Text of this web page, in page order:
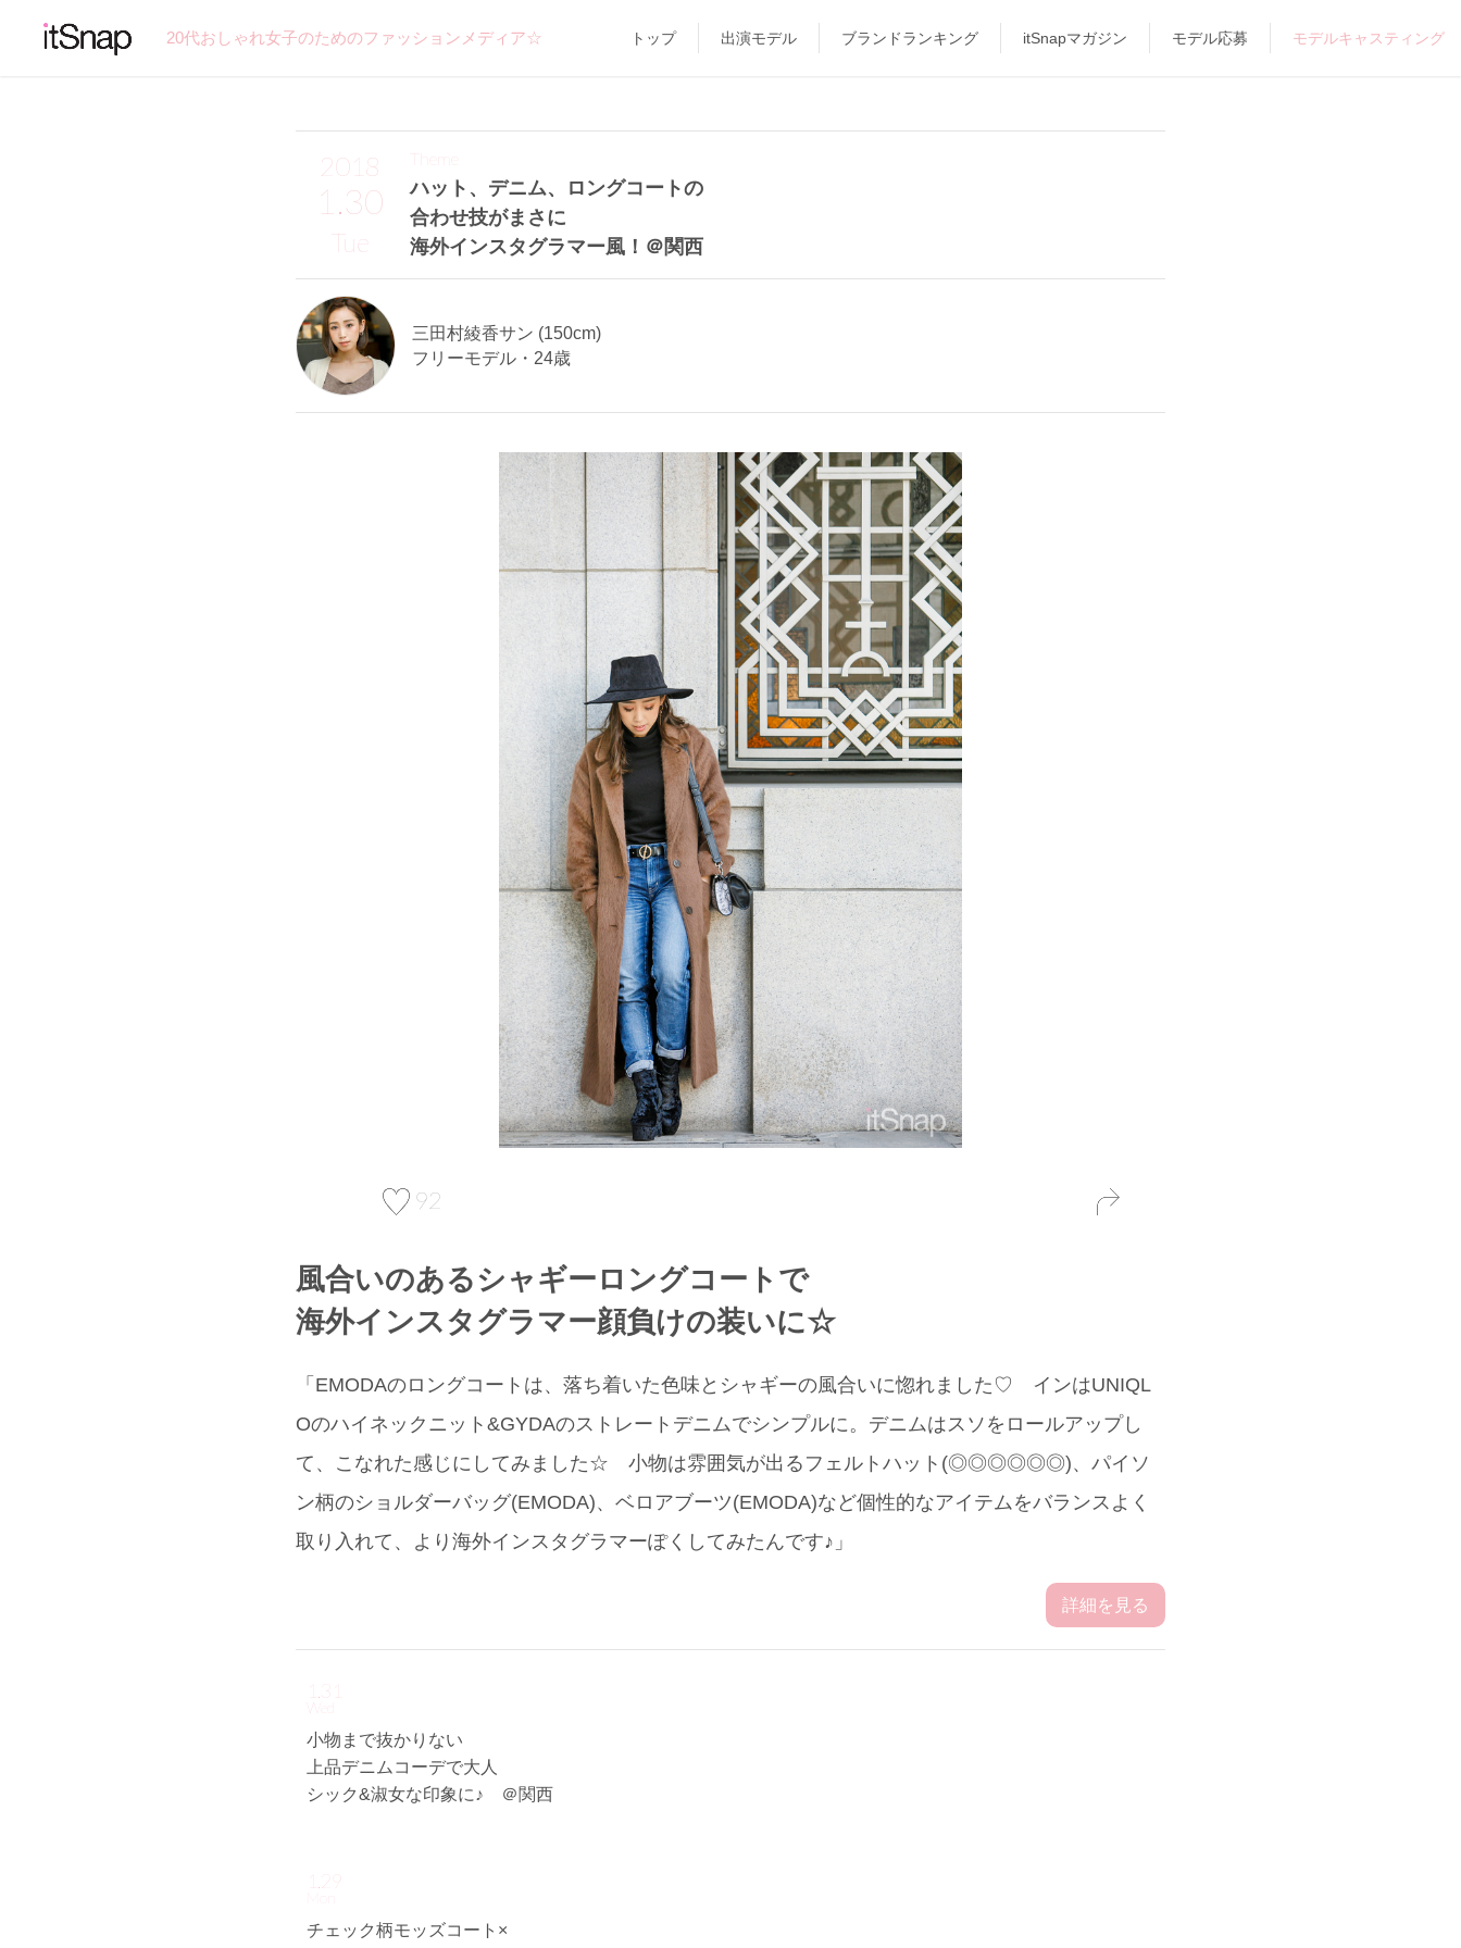
20代おしゃれ女子のためのファッションメディア☆ トップ 出演モデル ブランドランキング itSnapマガジン モデル応募 モデルキャスティング
2018
1.30
Tue
ハット、デニム、ロングコートの
合わせ技がまさに
海外インスタグラマー風！＠関西
Theme
三田村綾香サン (150cm)
フリーモデル・24歳
92
風合いのあるシャギーロングコートで
海外インスタグラマー顔負けの装いに☆
「EMODAのロングコートは、落ち着いた色味とシャギーの風合いに惚れました♡ インはUNIQL
Oのハイネックニット&GYDAのストレートデニムでシンプルに。デニムはスソをロールアップし
て、こなれた感じにしてみました☆ 小物は雰囲気が出るフェルトハット(◎◎◎◎◎◎)、パイソ
ン柄のショルダーバッグ(EMODA)、ベロアブーツ(EMODA)など個性的なアイテムをバランスよく
取り入れて、より海外インスタグラマーぽくしてみたんです♪」
詳細を見る
Wed
小物まで抜かりない
上品デニムコーデで大人
シック&淑女な印象に♪ ＠関西
チェック柄モッズコート×